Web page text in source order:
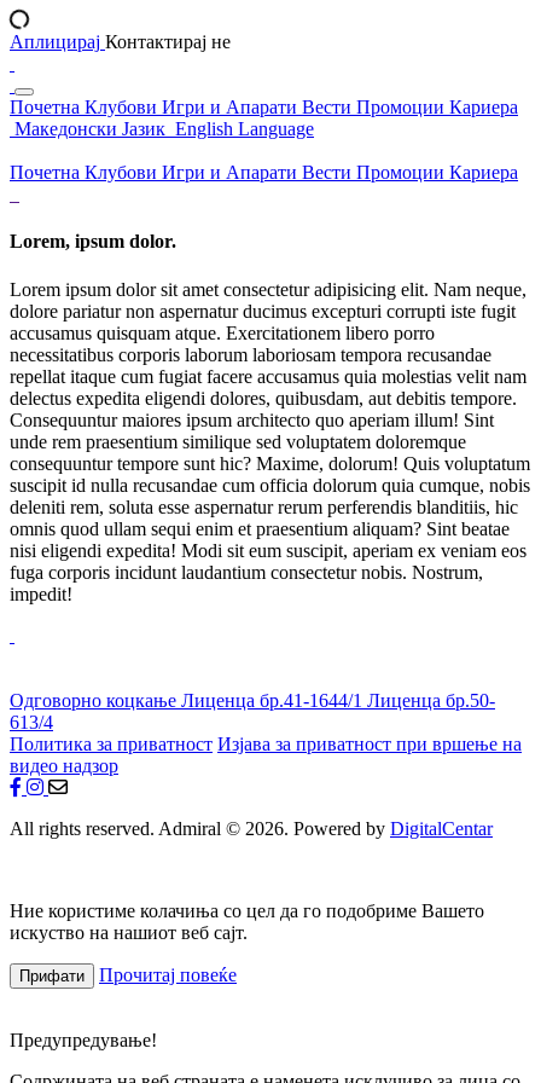
Аплицирај Контактирај не
Почетна Клубови Игри и Апарати Вести Промоции Кариера
Македонски Јазик English Language
Почетна Клубови Игри и Апарати Вести Промоции Кариера
Lorem, ipsum dolor.
Lorem ipsum dolor sit amet consectetur adipisicing elit. Nam neque,
dolore pariatur non aspernatur ducimus excepturi corrupti iste fugit
accusamus quisquam atque. Exercitationem libero porro
necessitatibus corporis laborum laboriosam tempora recusandae
repellat itaque cum fugiat facere accusamus quia molestias velit nam
delectus expedita eligendi dolores, quibusdam, aut debitis tempore.
Consequuntur maiores ipsum architecto quo aperiam illum! Sint
unde rem praesentium similique sed voluptatem doloremque
consequuntur tempore sunt hic? Maxime, dolorum! Quis voluptatum
suscipit id nulla recusandae cum officia dolorum quia cumque, nobis
deleniti rem, soluta esse aspernatur rerum perferendis blanditiis, hic
omnis quod ullam sequi enim et praesentium aliquam? Sint beatae
nisi eligendi expedita! Modi sit eum suscipit, aperiam ex veniam eos
fuga corporis incidunt laudantium consectetur nobis. Nostrum,
impedit!
Одговорно коцкање Лиценца бр.41-1644/1 Лиценца бр.50-
613/4
Политика за приватност Изјава за приватност при вршење на
видео надзор
All rights reserved. Admiral © 2026. Powered by DigitalCentar
Ние користиме колачиња со цел да го подобриме Вашето
искуство на нашиот веб сајт.
Прифати Прочитај повеќе
Предупредување!